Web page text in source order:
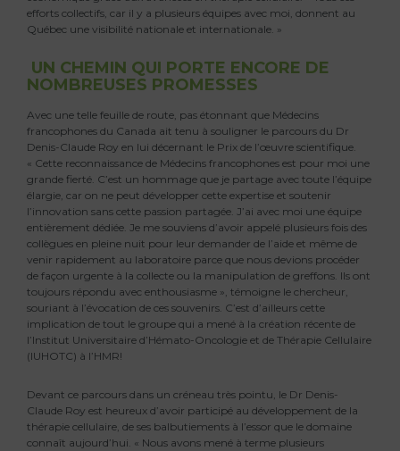
efforts collectifs, car il y a plusieurs équipes avec moi, donnent au
Québec une visibilité nationale et internationale. »
UN CHEMIN QUI PORTE ENCORE DE
NOMBREUSES PROMESSES
Avec une telle feuille de route, pas étonnant que Médecins
francophones du Canada ait tenu à souligner le parcours du Dr
Denis-Claude Roy en lui décernant le Prix de l’œuvre scientifique.
« Cette reconnaissance de Médecins francophones est pour moi une
grande fierté. C’est un hommage que je partage avec toute l’équipe
élargie, car on ne peut développer cette expertise et soutenir
l’innovation sans cette passion partagée. J’ai avec moi une équipe
entièrement dédiée. Je me souviens d’avoir appelé plusieurs fois des
collègues en pleine nuit pour leur demander de l’aide et même de
venir rapidement au laboratoire parce que nous devions procéder
de façon urgente à la collecte ou la manipulation de greffons. Ils ont
toujours répondu avec enthousiasme », témoigne le chercheur,
souriant à l’évocation de ces souvenirs. C’est d’ailleurs cette
implication de tout le groupe qui a mené à la création récente de
l’Institut Universitaire d’Hémato-Oncologie et de Thérapie Cellulaire
(IUHOTC) à l’HMR!
Devant ce parcours dans un créneau très pointu, le Dr Denis-
Claude Roy est heureux d’avoir participé au développement de la
thérapie cellulaire, de ses balbutiements à l’essor que le domaine
connaît aujourd’hui. « Nous avons mené à terme plusieurs